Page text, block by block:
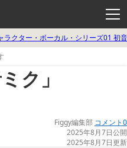
ー
を
開
く
ラクター・ボーカル・シリーズ01 初
ク」
Figgy編集部 コメント0
2025年8月7日公開
2025年8月7日更新